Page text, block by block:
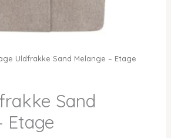
Uldfrakke Sand Melange – Etage
Sand
Etage